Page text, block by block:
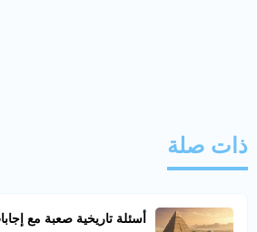
ذات صلة
أسئلة تاريخية صعبة مع